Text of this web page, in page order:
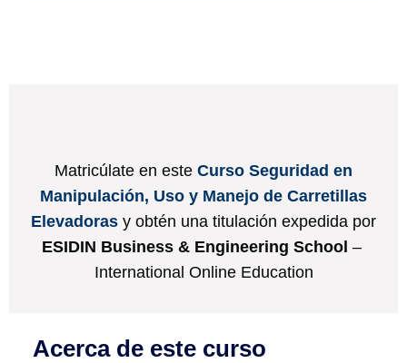
Matricúlate en este Curso Seguridad en
Manipulación, Uso y Manejo de Carretillas
Elevadoras y obtén una titulación expedida por
ESIDIN Business & Engineering School –
International Online Education
Acerca de este curso